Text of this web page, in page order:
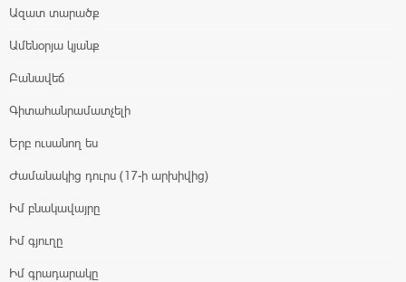
Ազատ տարածք
Ամենօրյա կյանք
Բանավեճ
Գիտահանրամատչելի
Երբ ուսանող ես
Ժամանակից դուրս (17-ի արխիվից)
Իմ բնակավայրը
Իմ գյուղը
Իմ գրադարակը